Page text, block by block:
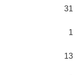
31
1
13